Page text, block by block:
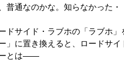
普通なのかな。知らなかった・
ドサイド・ラブホの「ラブホ」
」に置き換えると、ロードサイ
とは――